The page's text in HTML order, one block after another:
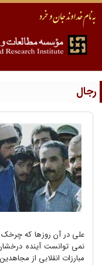
علی در آن روزها که چرخک
نمی توانست آینده درخشان
مبارزات انقلابی از مجاهدین